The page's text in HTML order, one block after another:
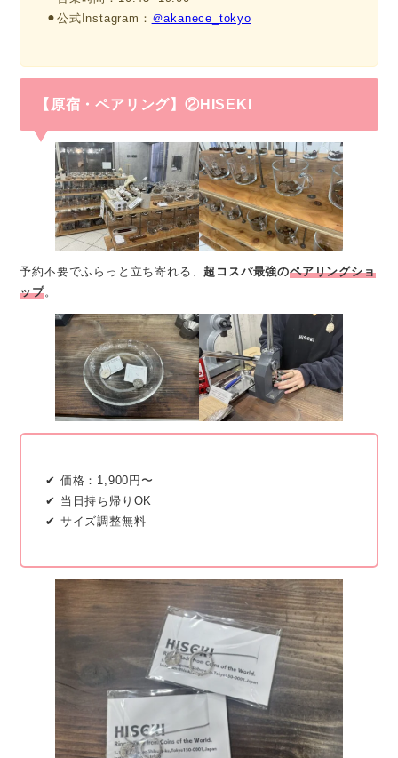
⚫︎公式Instagram： ＠akanece_tokyo
【原宿・ペアリング】②HISEKI
予約不要でふらっと立ち寄れる、超コスパ最強のペアリングショ
ップ。
✔ 価格：1,900円〜
✔ 当日持ち帰りOK
✔ サイズ調整無料